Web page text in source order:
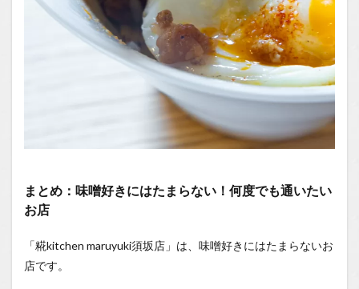
まとめ：味噌好きにはたまらない！何度でも通いたい
お店
「糀kitchen maruyuki須坂店」は、味噌好きにはたまらないお
店です。